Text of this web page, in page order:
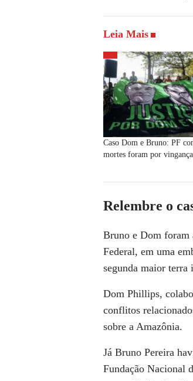
Leia Mais
Caso Dom e Bruno: PF
mortes foram por vingança
Relembre o
Bruno e Dom foram
Federal, em uma
segunda maior terra
Dom Phillips,
conflitos
sobre a Amazônia.
Já Bruno Pereira
Fundação Nacional